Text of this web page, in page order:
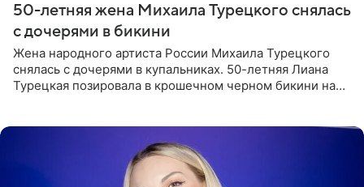
50-летняя жена Михаила Турецкого снялась
с дочерями в бикини
Жена народного артиста России Михаила Турецкого
снялась с дочерями в купальниках. 50-летняя Лиана
Турецкая позировала в крошечном черном бикини на